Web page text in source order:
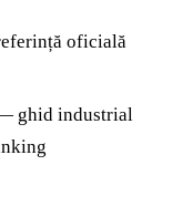
oficială
ghid industrial